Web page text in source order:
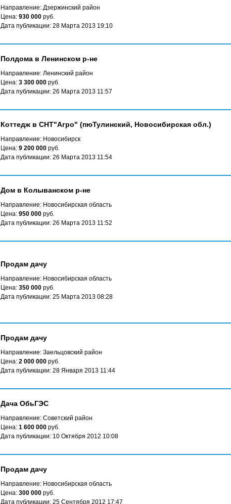
Направление: Дзержинский район
Цена: 930 000 руб.
Дата публикации: 28 Марта 2013 19:10
Полдома в Ленинском р-не
Направление: Ленинский район
Цена: 3 300 000 руб.
Дата публикации: 26 Марта 2013 11:57
Коттедж в СНТ"Агро" (пюТулинский, Новосибирская обл.)
Направление: Новосибирск
Цена: 9 200 000 руб.
Дата публикации: 26 Марта 2013 11:54
Дом в Колыванском р-не
Направление: Новосибирская область
Цена: 950 000 руб.
Дата публикации: 26 Марта 2013 11:52
Продам дачу
Направление: Новосибирская область
Цена: 350 000 руб.
Дата публикации: 25 Марта 2013 08:28
Продам дачу
Направление: Заельцовский район
Цена: 2 000 000 руб.
Дата публикации: 28 Января 2013 11:44
Дача ОбьГЭС
Направление: Советский район
Цена: 1 600 000 руб.
Дата публикации: 10 Октября 2012 10:08
Продам дачу
Направление: Новосибирская область
Цена: 300 000 руб.
Дата публикации: 25 Сентября 2012 17:47